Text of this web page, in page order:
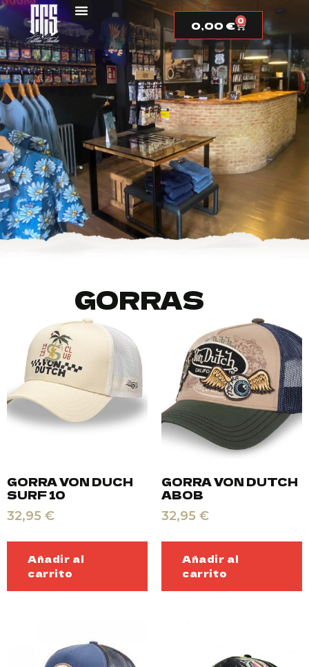
0,00€ 0
GORRAS
GORRA VON DUCH
SURF 10
32,95 €
Añadir al
carrito
GORRA VON DUTCH
ABOB
32,95 €
Añadir al
carrito